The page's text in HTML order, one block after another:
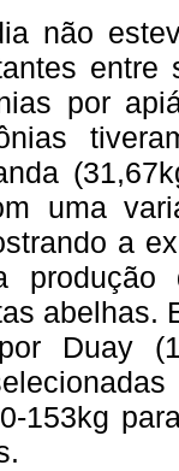
não
por
uma
a
abelhas.
Duay
153kg